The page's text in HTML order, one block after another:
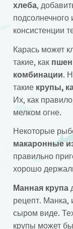
хлеба,
подсолнечного
консистенции
Карась может
такие, как
комбинации.
такиекрупы,
Их, как
мелком огне.
Некоторые
макаронные
правильно
хорошо
Манная крупа
рецепт. Манка,
сыром виде.
крупы может